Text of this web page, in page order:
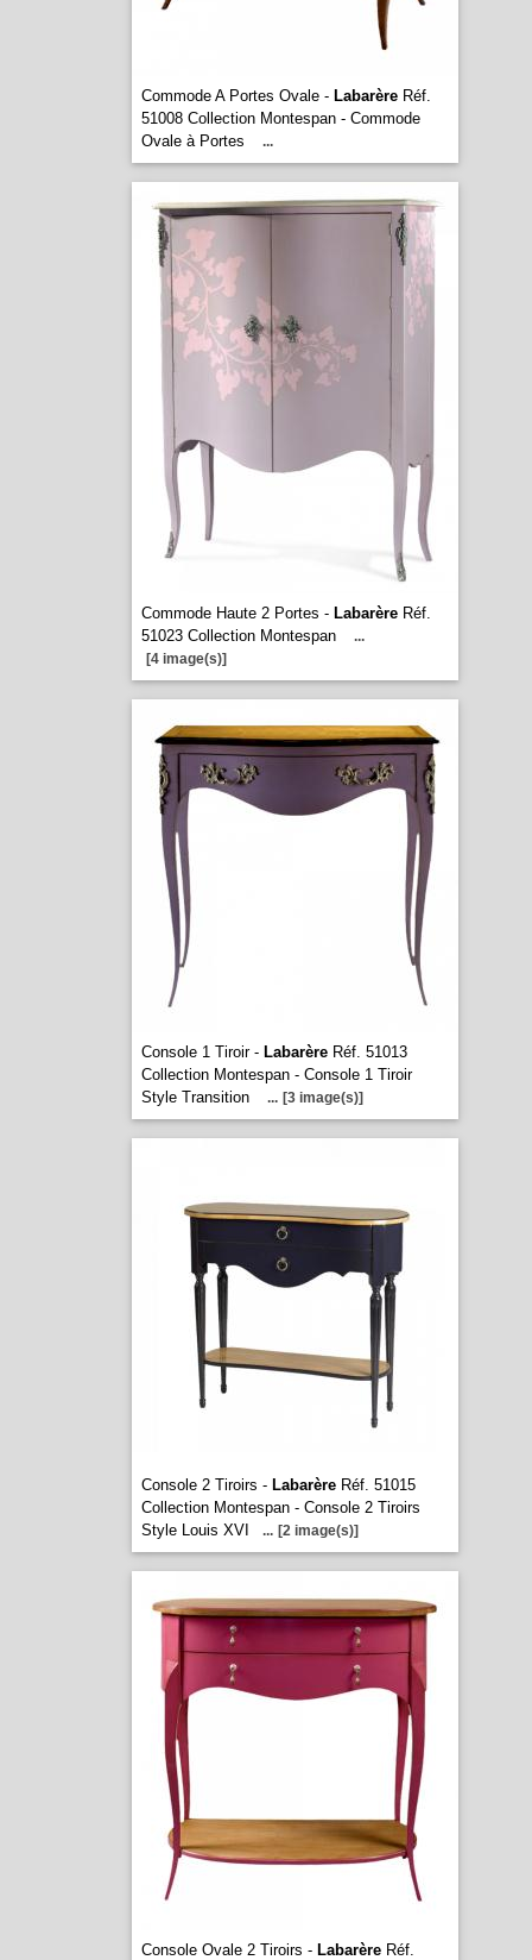
Commode A Portes Ovale - LabarèreRéf.
51008 Collection Montespan - Commode
Ovale à Portes
...
Commode Haute 2 Portes - LabarèreRéf.
51023 Collection Montespan
...
[4 image(s)]
Console 1 Tiroir - LabarèreRéf. 51013
Collection Montespan - Console 1 Tiroir
Style Transition
... [3 image(s)]
Console 2 Tiroirs - LabarèreRéf. 51015
Collection Montespan - Console 2 Tiroirs
Style Louis XVI
... [2 image(s)]
Console Ovale 2 Tiroirs - LabarèreRéf.